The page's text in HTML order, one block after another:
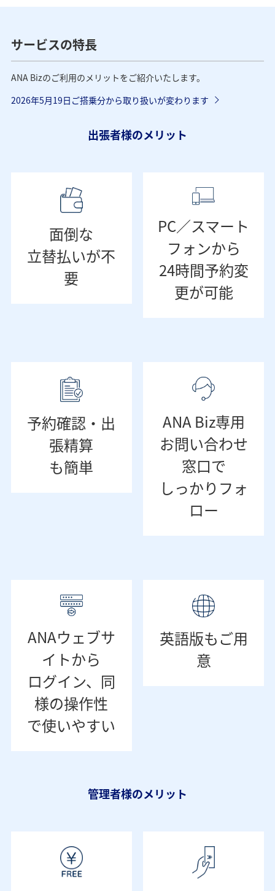
サービスの特長
ANA Bizのご利用のメリットをご紹介いたします。
2026年5月19日ご搭乗分から取り扱いが変わります
出張者様のメリット
面倒な
立替払いが不
要
PC／スマート
フォンから
24時間予約変
更が可能
予約確認・出
張精算
も簡単
ANA Biz専用
お問い合わせ
窓口で
しっかりフォ
ロー
ANAウェブサ
イトから
ログイン、同
様の操作性
で使いやすい
英語版もご用
意
管理者様のメリット